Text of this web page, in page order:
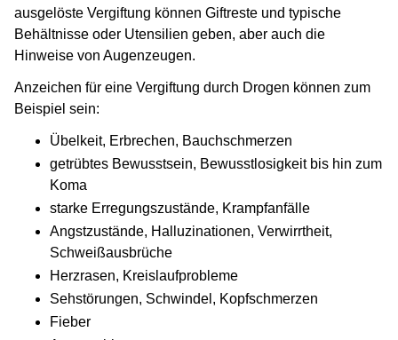
ausgelöste Vergiftung können Giftreste und typische
Behältnisse oder Utensilien geben, aber auch die
Hinweise von Augenzeugen.
Anzeichen für eine Vergiftung durch Drogen können zum
Beispiel sein:
Übelkeit, Erbrechen, Bauchschmerzen
getrübtes Bewusstsein, Bewusstlosigkeit bis hin zum
Koma
starke Erregungszustände, Krampfanfälle
Angstzustände, Halluzinationen, Verwirrtheit,
Schweißausbrüche
Herzrasen, Kreislaufprobleme
Sehstörungen, Schwindel, Kopfschmerzen
Fieber